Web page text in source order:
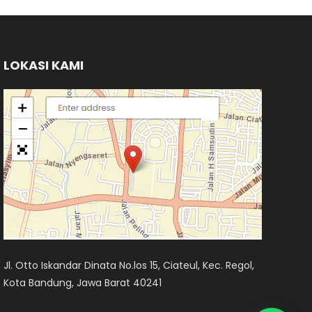
LOKASI KAMI
Jl. Otto Iskandar Dinata No.los 15, Ciateul, Kec. Regol,
Kota Bandung, Jawa Barat 40241